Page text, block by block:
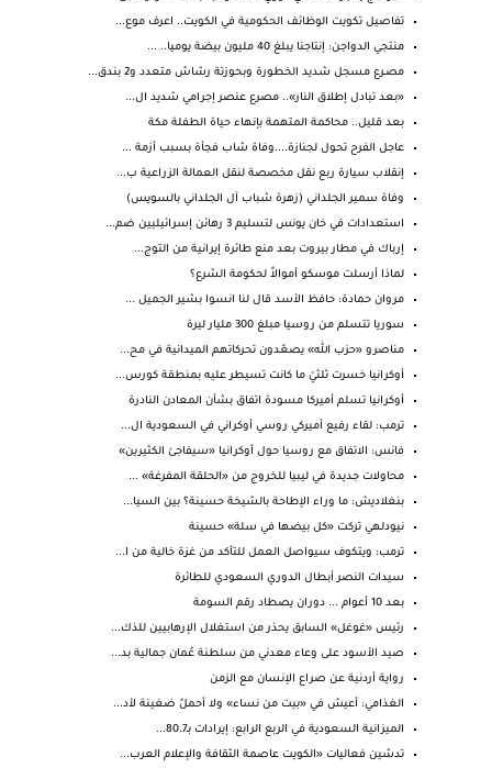
تفاصيل تكويت الوظائف الحكومية في الكويت.. اعرف موع...
منتجي الدواجن: إنتاجنا يبلغ 40 مليون بيضة يوميا.. ...
مصـرع مسجل شديد الخطورة وبحوزتة رشاش متعدد و2 بندق...
«بعد تبادل إطلاق النار».. مصرع عنصر إجرامي شديد ال...
بعد قليل.. محاكمة المتهمة بإنهاء حياة الطفلة مكة
عاجل الفرح تحول لجنازة....وفاة شاب فجأة بسبب أزمة ...
إنقلاب سيارة ربع نقل مخصصة لنقل العمالة الزراعية ب...
وفاة سمير الجلداني (زهرة شباب آل الجلداني بالسويس)
استعدادات في خان يونس لتسليم 3 رهائن إسرائيليين ضم...
إرباك في مطار بيروت بعد منع طائرة إيرانية من التوج...
لماذا أرسلت موسكو أموالاً لحكومة الشرع؟
مروان حمادة: حافظ الأسد قال لنا انسوا بشير الجميل ...
سوريا تتسلم من روسيا مبلغ 300 مليار ليرة
مناصرو «حزب الله» يصعّدون تحركاتهم الميدانية في مح...
أوكرانيا خسرت ثلثيْ ما كانت تسيطر عليه بمنطقة كورس...
أوكرانيا تسلم أميركا مسودة اتفاق بشأن المعادن النادرة
ترمب: لقاء رفيع أميركي روسي أوكراني في السعودية ال...
فانس: الاتفاق مع روسيا حول أوكرانيا «سيفاجئ الكثيرين»
محاولات جديدة في ليبيا للخروج من «الحلقة المفرغة» ...
بنغلاديش: ما وراء الإطاحة بالشيخة حسينة؟ بين السيا...
نيودلهي تركت «كل بيضها في سلة» حسينة
ترمب: ويتكوف سيواصل العمل للتأكد من غزة خالية من ا...
سيدات النصر أبطال الدوري السعودي للطائرة
بعد 10 أعوام ... دوران يصطاد رقم السومة
رئيس «غوغل» السابق يحذر من استغلال الإرهابيين للذك...
صيد الأسود على وعاء معدني من سلطنة عُمان جمالية بد...
رواية أردنية عن صراع الإنسان مع الزمن
الغذامي: أعيش في «بيت من نساء» ولا أحملُ ضغينة لأد...
الميزانية السعودية في الربع الرابع: إيرادات بـ80.7...
تدشين فعاليات «الكويت عاصمة الثقافة والإعلام العرب...